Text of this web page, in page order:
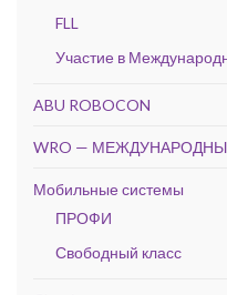
FLL
Участие в
ABU ROBOCON
WRO —
Мобильные системы
ПРОФИ
Свободный класс